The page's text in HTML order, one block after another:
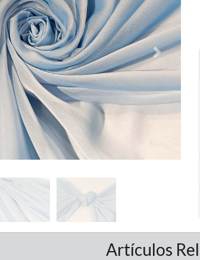
Next
Artículos